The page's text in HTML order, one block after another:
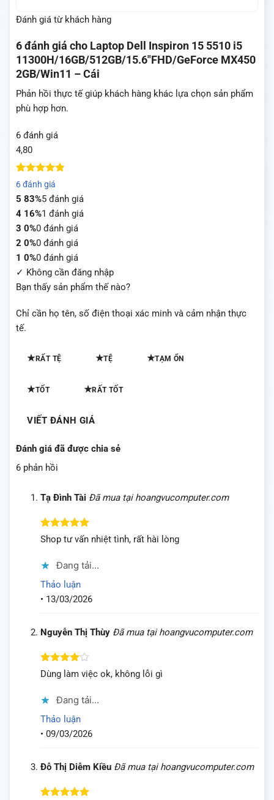
Đánh giá từ khách hàng
6 đánh giá cho Laptop Dell Inspiron 15 5510 i5
11300H/16GB/512GB/15.6″FHD/GeForce MX450
2GB/Win11 – Cái
Phản hồi thực tế giúp khách hàng khác lựa chọn sản phẩm
phù hợp hơn.
6 đánh giá
4,80
4.8trên 5
dựa trên
5
đánh giá
6 đánh giá
5 83%5 đánh giá
4 16%1 đánh giá
3 0%0 đánh giá
2 0%0 đánh giá
1 0%0 đánh giá
✓ Không cần đăng nhập
Bạn thấy sản phẩm thế nào?
Chỉ cần họ tên, số điện thoại xác minh và cảm nhận thực
tế.
★RẤT TỆ ★TỆ ★TẠM ỔN
★TỐT ★RẤT TỐT
VIẾT ĐÁNH GIÁ
Đánh giá đã được chia sẻ
6 phản hồi
Tạ Đình Tài Đã mua tại hoangvucomputer.com
Được xếp
hạng
Shop tư vấn nhiệt tình, rất hài lòng
Đang tải...
Thảo luận
• 13/03/2026
Nguyễn Thị Thùy Đã mua tại hoangvucomputer.com
Được
xếp hạng
Dùng làm việc ok, không lỗi gì
Đang tải...
Thảo luận
• 09/03/2026
Đỗ Thị Diễm Kiều Đã mua tại hoangvucomputer.com